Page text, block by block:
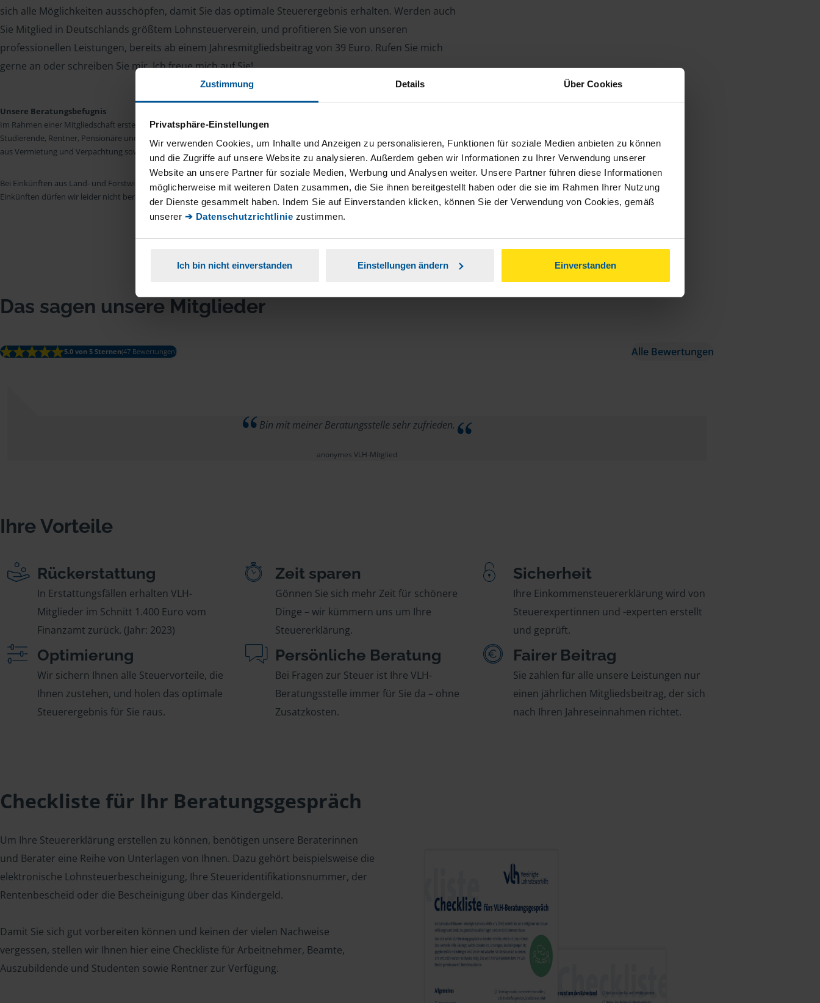
Zustimmung Details Über Cookies
Privatsphäre-Einstellungen
Wir verwenden Cookies, um Inhalte und Anzeigen zu personalisieren, Funktionen für soziale Medien anbieten zu können
und die Zugriffe auf unsere Website zu analysieren. Außerdem geben wir Informationen zu Ihrer Verwendung unserer
Website an unsere Partner für soziale Medien, Werbung und Analysen weiter. Unsere Partner führen diese Informationen
möglicherweise mit weiteren Daten zusammen, die Sie ihnen bereitgestellt haben oder die sie im Rahmen Ihrer Nutzung
der Dienste gesammelt haben. Indem Sie auf Einverstanden klicken, können Sie der Verwendung von Cookies, gemäß
unserer ➔ Datenschutzrichtlinie zustimmen.
Ich bin nicht einverstanden Einstellungen ändern Einverstanden
sich alle Möglichkeiten ausschöpfen, damit Sie das optimale Steuerergebnis erhalten. Werden auch
Sie Mitglied in Deutschlands größtem Lohnsteuerverein, und profitieren Sie von unseren
professionellen Leistungen, bereits ab einem Jahresmitgliedsbeitrag von 39 Euro. Rufen Sie mich
gerne an oder schreiben Sie mir. Ich freue mich auf Sie!
Unsere Beratungsbefugnis
Im Rahmen einer Mitgliedschaft erstellen wir die Einkommensteuererklärung für Arbeitnehmer, Beamte, Auszubildende,
Studierende, Rentner, Pensionäre und Unterhaltsempfänger nach § 4 Nr. 11 Steuerberatungsgesetz (StBerG). Auch bei Einkünften
aus Vermietung und Verpachtung sowie Kapitalerträgen sind wir in vielen Fällen der geeignete Dienstleister für Sie.
Bei Einkünften aus Land- und Forstwirtschaft, aus Gewerbebetrieb, aus selbstständiger Tätigkeit und umsatzsteuerpflichtigen
Einkünften dürfen wir leider nicht beraten.
Das sagen unsere Mitglieder
5.0 von 5 Sternen(47 Bewertungen) Alle Bewertungen
Bin mit meiner Beratungsstelle sehr zufrieden.
anonymes VLH-Mitglied
Ihre Vorteile
Rückerstattung
In Erstattungsfällen erhalten VLH-
Mitglieder im Schnitt 1.400 Euro vom
Finanzamt zurück. (Jahr: 2023)
Zeit sparen
Gönnen Sie sich mehr Zeit für schönere
Dinge – wir kümmern uns um Ihre
Steuererklärung.
Sicherheit
Ihre Einkommensteuererklärung wird von
Steuerexpertinnen und -experten erstellt
und geprüft.
Optimierung
Wir sichern Ihnen alle Steuervorteile, die
Ihnen zustehen, und holen das optimale
Steuerergebnis für Sie raus.
Persönliche Beratung
Bei Fragen zur Steuer ist Ihre VLH-
Beratungsstelle immer für Sie da – ohne
Zusatzkosten.
Fairer Beitrag
Sie zahlen für alle unsere Leistungen nur
einen jährlichen Mitgliedsbeitrag, der sich
nach Ihren Jahreseinnahmen richtet.
Checkliste für Ihr Beratungsgespräch
Um Ihre Steuererklärung erstellen zu können, benötigen unsere Beraterinnen
und Berater eine Reihe von Unterlagen von Ihnen. Dazu gehört beispielsweise die
elektronische Lohnsteuerbescheinigung, Ihre Steueridentifikationsnummer, der
Rentenbescheid oder die Bescheinigung über das Kindergeld.
Damit Sie sich gut vorbereiten können und keinen der vielen Nachweise
vergessen, stellen wir Ihnen hier eine Checkliste für Arbeitnehmer, Beamte,
Auszubildende und Studenten sowie Rentner zur Verfügung.